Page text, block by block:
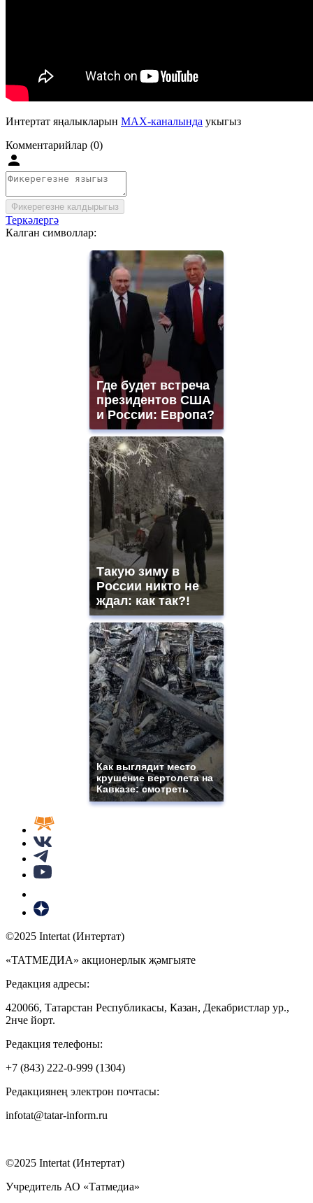
Интертат яңалыкларын MAX-каналында укыгыз
Комментарийлар (0)
Фикерегезне калдырыгыз
Теркәлергә
Калган символлар:
Где будет встреча
президентов США
и России: Европа?
Такую зиму в
России никто не
ждал: как так?!
Как выглядит место
крушение вертолета на
Кавказе: смотреть
©2025 Intertat (Интертат)
«ТАТМЕДИА» акционерлык җәмгыяте
Редакция адресы:
420066, Татарстан Республикасы, Казан, Декабристлар ур.,
2нче йорт.
Редакция телефоны:
+7 (843) 222-0-999 (1304)
Редакциянең электрон почтасы:
infotat@tatar-inform.ru
©2025 Intertat (Интертат)
Учредитель АО «Татмедиа»